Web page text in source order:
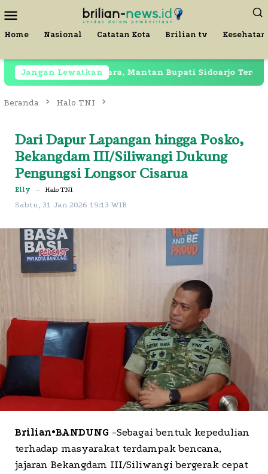
ke
kontenMobile
Home Nasional Catatan Kota Brilian tv Kesehatan
Jangan Lewatkan
Masih Dipenjara, Mantan Bupati Sidoarjo Terekam di
Beranda Halo TNI
Dari Dapur Lapangan hingga Posko,
Bekangdam III/Siliwangi Dukung
Pengungsi Longsor Cisarua
Elly – Halo TNI
Sabtu, 31 Jan 2026 19:13 WIB
Brilian•BANDUNG -Sebagai bentuk kepedulian
terhadap masyarakat terdampak bencana,
jajaran Bekangdam III/Siliwangi bergerak cepat